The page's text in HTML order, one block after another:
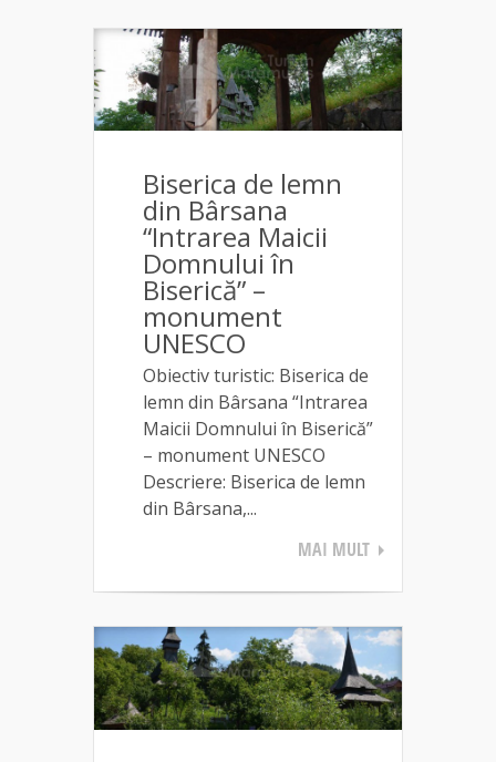
Biserica de lemn
din Bârsana
“Intrarea Maicii
Domnului în
Biserică” –
monument
UNESCO
Obiectiv turistic: Biserica de
lemn din Bârsana “Intrarea
Maicii Domnului în Biserică”
– monument UNESCO
Descriere: Biserica de lemn
din Bârsana,...
MAI MULT